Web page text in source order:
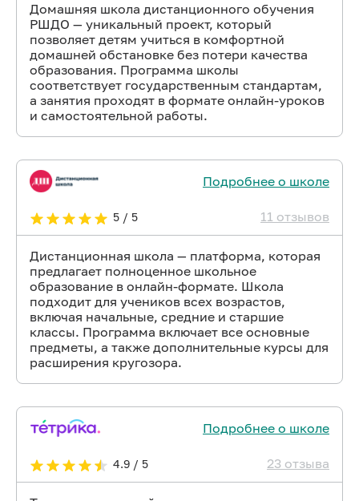
Домашняя школа дистанционного обучения
РШДО — уникальный проект, который
позволяет детям учиться в комфортной
домашней обстановке без потери качества
образования. Программа школы
соответствует государственным стандартам,
а занятия проходят в формате онлайн-уроков
и самостоятельной работы.
Подробнее о школе
5 / 5 11 отзывов
Дистанционная школа — платформа, которая
предлагает полноценное школьное
образование в онлайн-формате. Школа
подходит для учеников всех возрастов,
включая начальные, средние и старшие
классы. Программа включает все основные
предметы, а также дополнительные курсы для
расширения кругозора.
Подробнее о школе
4.9 / 5 23 отзыва